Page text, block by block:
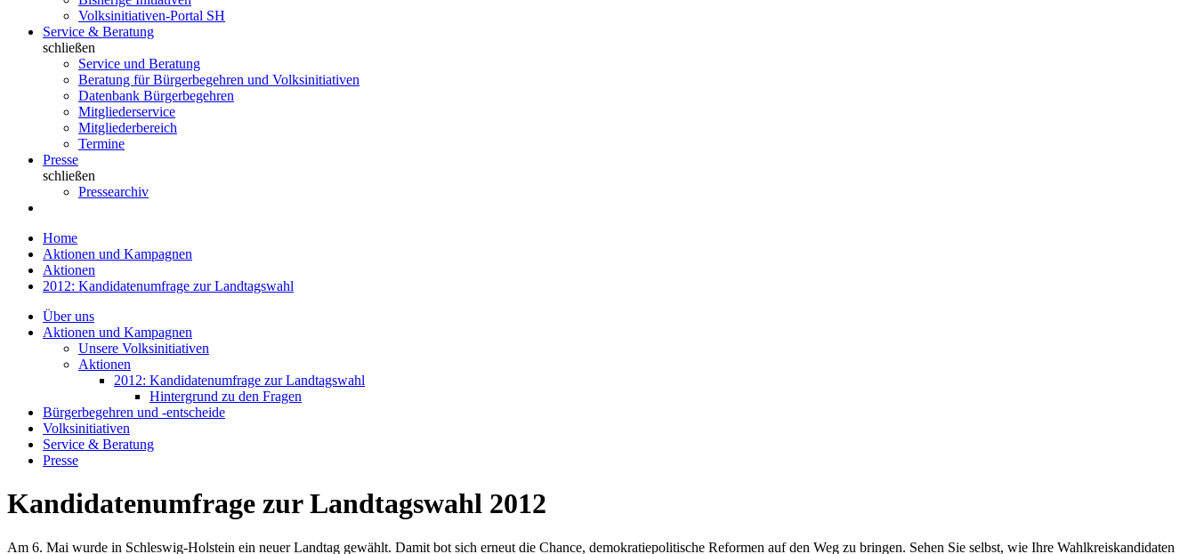
Volksinitiativen-Portal SH
Service & Beratung
schließen
Service und Beratung
Beratung für Bürgerbegehren und Volksinitiativen
Datenbank Bürgerbegehren
Mitgliederservice
Mitgliederbereich
Termine
Presse
schließen
Pressearchiv
Home
Aktionen und Kampagnen
Aktionen
2012: Kandidatenumfrage zur Landtagswahl
Über uns
Aktionen und Kampagnen
Unsere Volksinitiativen
Aktionen
2012: Kandidatenumfrage zur Landtagswahl
Hintergrund zu den Fragen
Bürgerbegehren und -entscheide
Volksinitiativen
Service & Beratung
Presse
Kandidatenumfrage zur Landtagswahl 2012
Am 6. Mai wurde in Schleswig-Holstein ein neuer Landtag gewählt. Damit bot sich erneut die Chance, demokratiepolitische Reformen auf den Weg zu bringen. Sehen Sie selbst, wie Ihre Wahlkreiskandidaten